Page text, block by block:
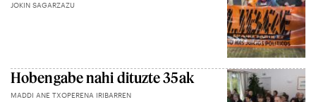
JOKIN SAGARZAZU
Hobengabe nahi dituzte 35ak
MADDI ANE TXOPERENA IRIBARREN